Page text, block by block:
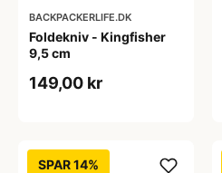
BACKPACKERLIFE.DK
Foldekniv - Kingfisher
9,5 cm
149,00 kr
SPAR 14%